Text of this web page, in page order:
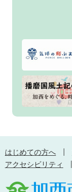
はじめての方へ
アクセシビリティ